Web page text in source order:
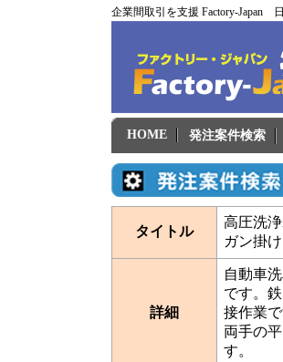
企業間取引を支援 Factory-Japan
HOME 発注案件検索
タイトル
高圧洗
ガン掛
詳細
自動車
です。
接作業で
両手の
す。